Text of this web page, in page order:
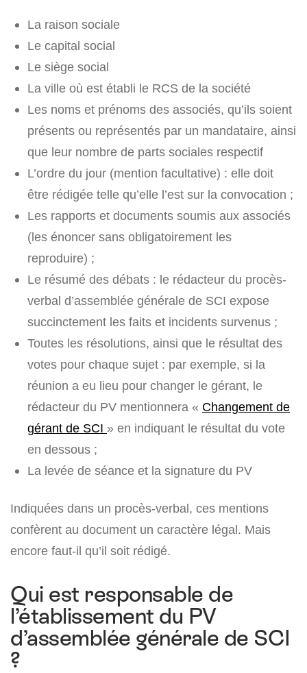
La raison sociale
Le capital social
Le siège social
La ville où est établi le RCS de la société
Les noms et prénoms des associés, qu’ils soient
présents ou représentés par un mandataire, ainsi
que leur nombre de parts sociales respectif
L’ordre du jour (mention facultative) : elle doit
être rédigée telle qu’elle l’est sur la convocation ;
Les rapports et documents soumis aux associés
(les énoncer sans obligatoirement les
reproduire) ;
Le résumé des débats : le rédacteur du procès-
verbal d’assemblée générale de SCI expose
succinctement les faits et incidents survenus ;
Toutes les résolutions, ainsi que le résultat des
votes pour chaque sujet : par exemple, si la
réunion a eu lieu pour changer le gérant, le
rédacteur du PV mentionnera « Changement de
gérant de SCI » en indiquant le résultat du vote
en dessous ;
La levée de séance et la signature du PV
Indiquées dans un procès-verbal, ces mentions
confèrent au document un caractère légal. Mais
encore faut-il qu’il soit rédigé.
Qui est responsable de
l’établissement du PV
d’assemblée générale de SCI
?